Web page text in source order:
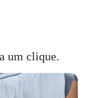
um clique.